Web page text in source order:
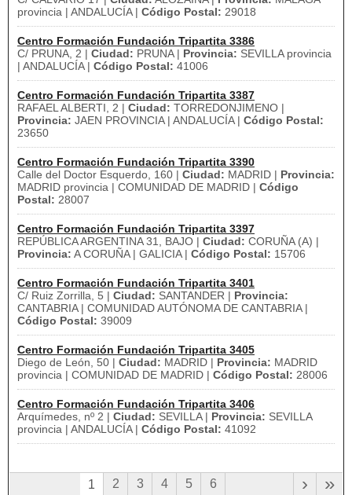
provincia | ANDALUCÍA | Código Postal: 29018
Centro Formación Fundación Tripartita 3386
C/ PRUNA, 2 | Ciudad: PRUNA | Provincia: SEVILLA provincia
| ANDALUCÍA | Código Postal: 41006
Centro Formación Fundación Tripartita 3387
RAFAEL ALBERTI, 2 | Ciudad: TORREDONJIMENO |
Provincia: JAEN PROVINCIA | ANDALUCÍA | Código Postal:
23650
Centro Formación Fundación Tripartita 3390
Calle del Doctor Esquerdo, 160 | Ciudad: MADRID | Provincia:
MADRID provincia | COMUNIDAD DE MADRID | Código
Postal: 28007
Centro Formación Fundación Tripartita 3397
REPÚBLICA ARGENTINA 31, BAJO | Ciudad: CORUÑA (A) |
Provincia: A CORUÑA | GALICIA | Código Postal: 15706
Centro Formación Fundación Tripartita 3401
C/ Ruiz Zorrilla, 5 | Ciudad: SANTANDER | Provincia:
CANTABRIA | COMUNIDAD AUTÓNOMA DE CANTABRIA |
Código Postal: 39009
Centro Formación Fundación Tripartita 3405
Diego de León, 50 | Ciudad: MADRID | Provincia: MADRID
provincia | COMUNIDAD DE MADRID | Código Postal: 28006
Centro Formación Fundación Tripartita 3406
Arquímedes, nº 2 | Ciudad: SEVILLA | Provincia: SEVILLA
provincia | ANDALUCÍA | Código Postal: 41092
1 2 3 4 5 6 »
›